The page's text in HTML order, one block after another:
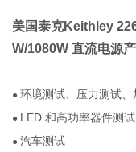
美国泰克Keithley
W/1080W 直流电源
●环境测试、压力测试
● LED 和高功率器件测试
●汽车测试